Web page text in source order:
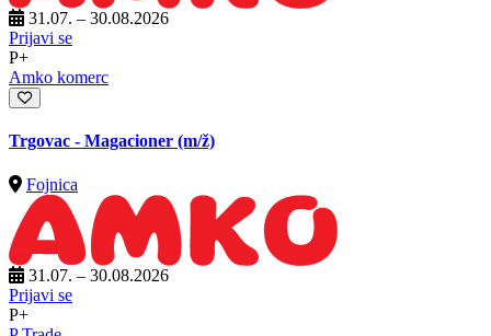
31.07. – 30.08.2026
Prijavi se
P+
Amko komerc
Trgovac - Magacioner (m/ž)
Fojnica
31.07. – 30.08.2026
Prijavi se
P+